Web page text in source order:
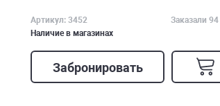
Артикул: 3452
Заказали 94
Наличие в магазинах
Забронировать